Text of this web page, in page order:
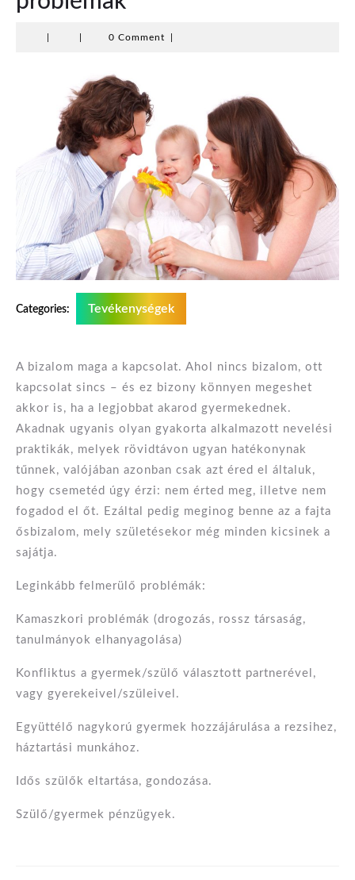
0 Comment
Categories: Tevékenységek
A bizalom maga a kapcsolat. Ahol nincs bizalom, ott
kapcsolat sincs – és ez bizony könnyen megeshet
akkor is, ha a legjobbat akarod gyermekednek.
Akadnak ugyanis olyan gyakorta alkalmazott nevelési
praktikák, melyek rövidtávon ugyan hatékonynak
tűnnek, valójában azonban csak azt éred el általuk,
hogy csemetéd úgy érzi: nem érted meg, illetve nem
fogadod el őt. Ezáltal pedig meginog benne az a fajta
ősbizalom, mely születésekor még minden kicsinek a
sajátja.
Leginkább felmerülő problémák:
Kamaszkori problémák (drogozás, rossz társaság,
tanulmányok elhanyagolása)
Konfliktus a gyermek/szülő választott partnerével,
vagy gyerekeivel/szüleivel.
Együttélő nagykorú gyermek hozzájárulása a rezsihez,
háztartási munkához.
Idős szülők eltartása, gondozása.
Szülő/gyermek pénzügyek.